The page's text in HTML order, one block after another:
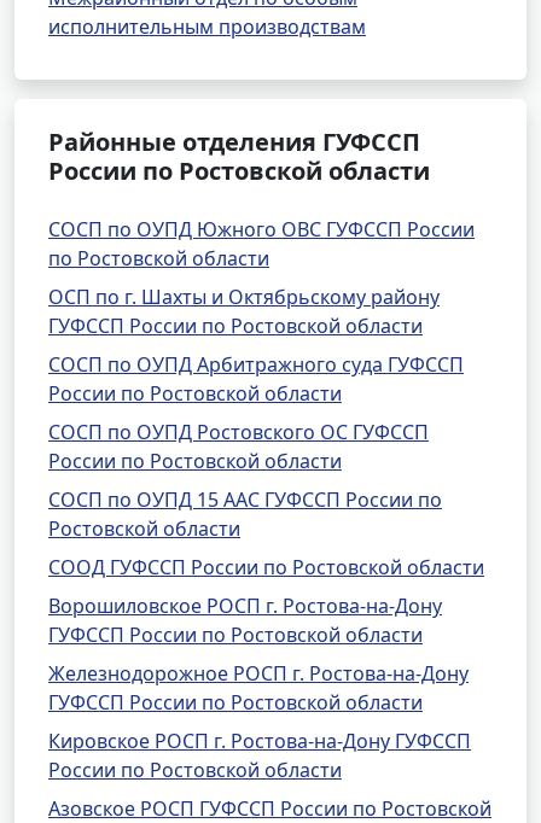
исполнительным производствам
Районные отделения ГУФССП
России по Ростовской области
СОСП по ОУПД Южного ОВС ГУФССП России
по Ростовской области
ОСП по г. Шахты и Октябрьскому району
ГУФССП России по Ростовской области
СОСП по ОУПД Арбитражного суда ГУФССП
России по Ростовской области
СОСП по ОУПД Ростовского ОС ГУФССП
России по Ростовской области
СОСП по ОУПД 15 ААС ГУФССП России по
Ростовской области
СООД ГУФССП России по Ростовской области
Ворошиловское РОСП г. Ростова-на-Дону
ГУФССП России по Ростовской области
Железнодорожное РОСП г. Ростова-на-Дону
ГУФССП России по Ростовской области
Кировское РОСП г. Ростова-на-Дону ГУФССП
России по Ростовской области
Азовское РОСП ГУФССП России по Ростовской